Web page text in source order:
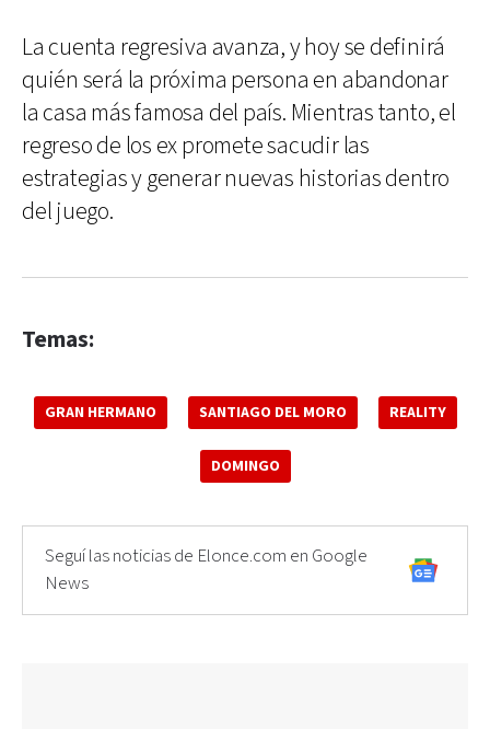
La cuenta regresiva avanza, y hoy se definirá
quién será la próxima persona en abandonar
la casa más famosa del país. Mientras tanto, el
regreso de los ex promete sacudir las
estrategias y generar nuevas historias dentro
del juego.
Temas:
GRAN HERMANO SANTIAGO DEL MORO REALITY
DOMINGO
Seguí las noticias de Elonce.com en Google
News